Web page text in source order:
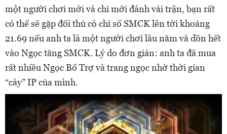
một người chơi mới và chỉ mới đánh vài trận, bạn rất
có thể sẽ gặp đối thủ có chỉ số SMCK lên tới khoảng
21.69 nếu anh ta là một người chơi lâu năm và dồn hết
vào Ngọc tăng SMCK. Lý do đơn giản: anh ta đã mua
rất nhiều Ngọc Bổ Trợ và trang ngọc nhờ thời gian
“cày” IP của mình.